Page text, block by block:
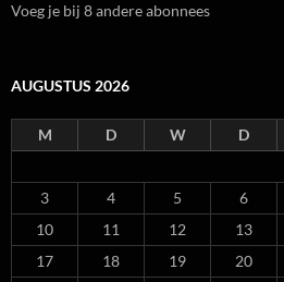
Voeg je bij 8 andere abonnees
AUGUSTUS 2026
M D W D
3
4 5 6
10
11 12 13
17
18 19 20